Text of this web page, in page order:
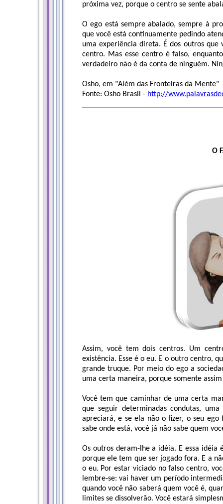
próxima vez, porque o centro se sente
O ego está sempre abalado, sempre à
que você está continuamente pedindo
uma experiência direta. É dos outros
centro. Mas esse centro é falso,
verdadeiro não é da conta de ninguém.
Osho, em "Além das Fronteiras da Mente"
Fonte: Osho Brasil - http://
O
Assim, você tem dois centros. Um
existência. Esse é o eu. E o outro centro,
grande truque. Por meio do ego a
uma certa maneira, porque somente
Você tem que caminhar de uma certa
que seguir determinadas condutas,
apreciará, e se ela não o fizer, o seu
sabe onde está, você já não sabe quem
Os outros deram-lhe a idéia. E essa idéia
porque ele tem que ser jogado fora. E a
o eu. Por estar viciado no falso centro,
lembre-se: vai haver um período
quando você não saberá quem você é,
limites se dissolverão. Você estará